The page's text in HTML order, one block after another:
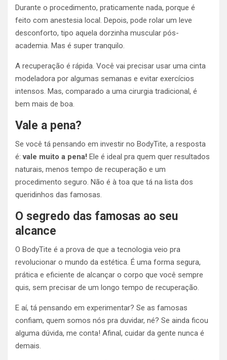
Durante o procedimento, praticamente nada, porque é
feito com anestesia local. Depois, pode rolar um leve
desconforto, tipo aquela dorzinha muscular pós-
academia. Mas é super tranquilo.
A recuperação é rápida. Você vai precisar usar uma cinta
modeladora por algumas semanas e evitar exercícios
intensos. Mas, comparado a uma cirurgia tradicional, é
bem mais de boa.
Vale a pena?
Se você tá pensando em investir no BodyTite, a resposta
é:vale muito a pena! Ele é ideal pra quem quer resultados
naturais, menos tempo de recuperação e um
procedimento seguro. Não é à toa que tá na lista dos
queridinhos das famosas.
O segredo das famosas ao seu
alcance
O BodyTite é a prova de que a tecnologia veio pra
revolucionar o mundo da estética. É uma forma segura,
prática e eficiente de alcançar o corpo que você sempre
quis, sem precisar de um longo tempo de recuperação.
E aí, tá pensando em experimentar? Se as famosas
confiam, quem somos nós pra duvidar, né? Se ainda ficou
alguma dúvida, me conta! Afinal, cuidar da gente nunca é
demais.